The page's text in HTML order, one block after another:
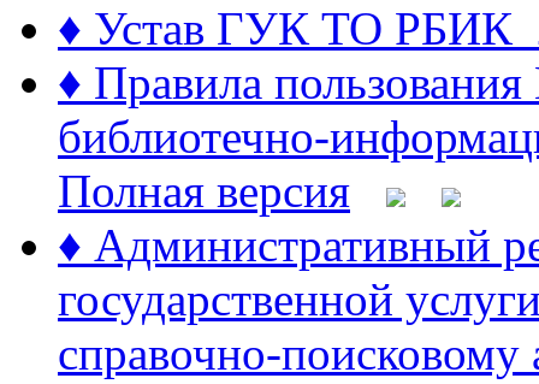
♦ Устав ГУК ТО
♦ Правила
библиотечно-
Полная версия
♦ Административный
государственной
справочно-поисковому